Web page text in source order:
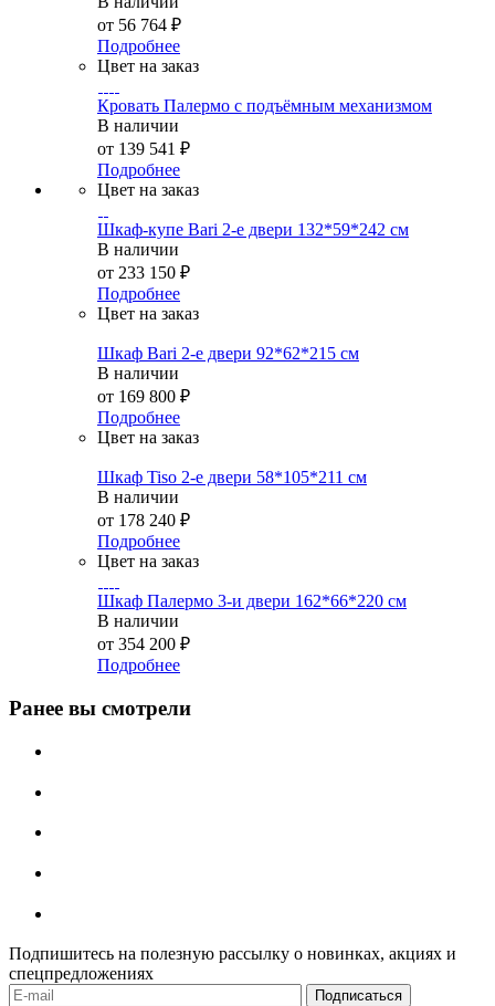
от 56 764 ₽
Подробнее
Цвет на заказ
Кровать Палермо с подъёмным механизмом
В наличии
от 139 541 ₽
Подробнее
Цвет на заказ
Шкаф-купе Bari 2-е двери 132*59*242 см
В наличии
от 233 150 ₽
Подробнее
Цвет на заказ
Шкаф Bari 2-е двери 92*62*215 см
В наличии
от 169 800 ₽
Подробнее
Цвет на заказ
Шкаф Tiso 2-е двери 58*105*211 см
В наличии
от 178 240 ₽
Подробнее
Цвет на заказ
Шкаф Палермо 3-и двери 162*66*220 см
В наличии
от 354 200 ₽
Подробнее
Ранее вы смотрели
Подпишитесь на полезную рассылку о новинках, акциях и
спецпредложениях